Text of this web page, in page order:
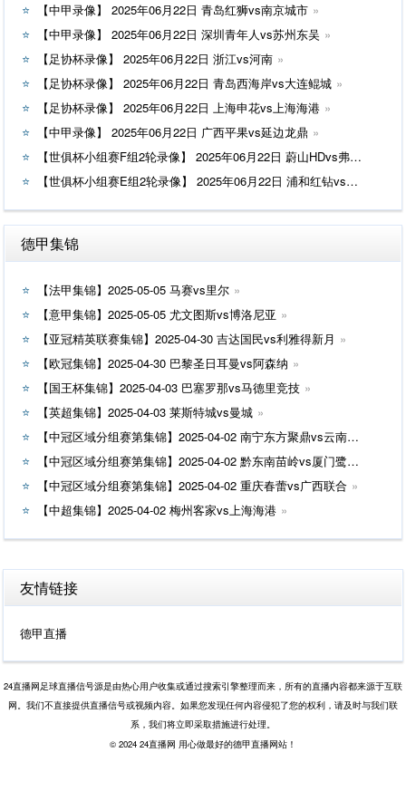
【中甲录像】 2025年06月22日 青岛红狮vs南京城市
【中甲录像】 2025年06月22日 深圳青年人vs苏州东吴
【足协杯录像】 2025年06月22日 浙江vs河南
【足协杯录像】 2025年06月22日 青岛西海岸vs大连鲲城
【足协杯录像】 2025年06月22日 上海申花vs上海海港
【中甲录像】 2025年06月22日 广西平果vs延边龙鼎
【世俱杯小组赛F组2轮录像】 2025年06月22日 蔚山HDvs弗鲁米嫩塞
【世俱杯小组赛E组2轮录像】 2025年06月22日 浦和红钻vs国际米兰
德甲集锦
【法甲集锦】2025-05-05 马赛vs里尔
【意甲集锦】2025-05-05 尤文图斯vs博洛尼亚
【亚冠精英联赛集锦】2025-04-30 吉达国民vs利雅得新月
【欧冠集锦】2025-04-30 巴黎圣日耳曼vs阿森纳
【国王杯集锦】2025-04-03 巴塞罗那vs马德里竞技
【英超集锦】2025-04-03 莱斯特城vs曼城
【中冠区域分组赛第集锦】2025-04-02 南宁东方聚鼎vs云南爨合
【中冠区域分组赛第集锦】2025-04-02 黔东南苗岭vs厦门鹭建天成
【中冠区域分组赛第集锦】2025-04-02 重庆春蕾vs广西联合
【中超集锦】2025-04-02 梅州客家vs上海海港
友情链接
德甲直播
24直播网足球直播信号源是由热心用户收集或通过搜索引擎整理而来，所有的直播内容都来源于互联
网。我们不直接提供直播信号或视频内容。如果您发现任何内容侵犯了您的权利，请及时与我们联
系，我们将立即采取措施进行处理。
© 2024 24直播网 用心做最好的德甲直播网站！